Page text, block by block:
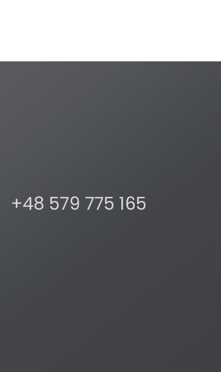
+48 579 775 165